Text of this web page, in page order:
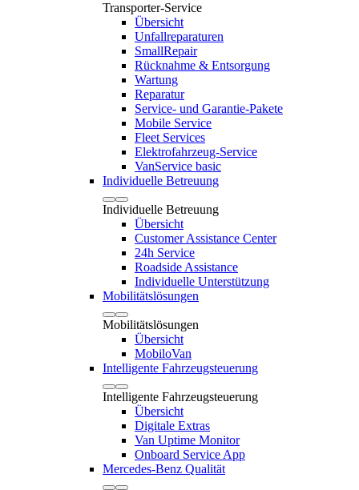
Transporter-Service
Übersicht
Unfallreparaturen
SmallRepair
Rücknahme & Entsorgung
Wartung
Reparatur
Service- und Garantie-Pakete
Mobile Service
Fleet Services
Elektrofahrzeug-Service
VanService basic
Individuelle Betreuung
Individuelle Betreuung
Übersicht
Customer Assistance Center
24h Service
Roadside Assistance
Individuelle Unterstützung
Mobilitätslösungen
Mobilitätslösungen
Übersicht
MobiloVan
Intelligente Fahrzeugsteuerung
Intelligente Fahrzeugsteuerung
Übersicht
Digitale Extras
Van Uptime Monitor
Onboard Service App
Mercedes-Benz Qualität